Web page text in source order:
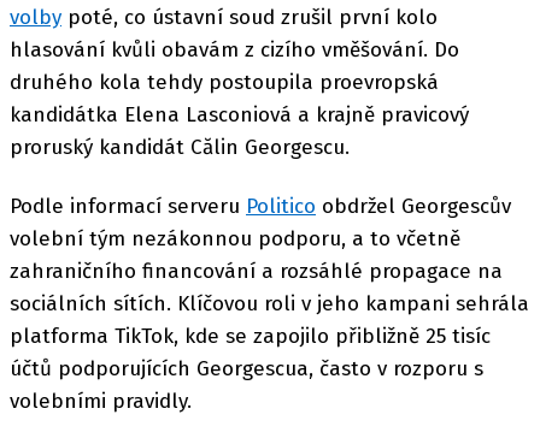
volby poté, co ústavní soud zrušil první kolo
hlasování kvůli obavám z cizího vměšování. Do
druhého kola tehdy postoupila proevropská
kandidátka Elena Lasconiová a krajně pravicový
proruský kandidát Călin Georgescu.
Podle informací serveru Politico obdržel Georgescův
volební tým nezákonnou podporu, a to včetně
zahraničního financování a rozsáhlé propagace na
sociálních sítích. Klíčovou roli v jeho kampani sehrála
platforma TikTok, kde se zapojilo přibližně 25 tisíc
účtů podporujících Georgescua, často v rozporu s
volebními pravidly.